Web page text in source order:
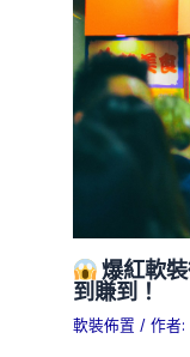
爆紅軟
到賺到！
軟裝佈置 / 作者: